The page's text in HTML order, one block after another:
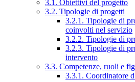
3.1. Obiettivi del progetto
3.2. Tipologie di progetti
3.2.1. Tipologie di
coinvolti nel servizio
3.2.2. Tipologie di
3.2.3. Tipologie di
intervento
3.3. Competenze, ruoli e
3.3.1. Coordinatore